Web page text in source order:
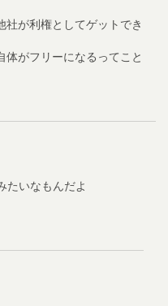
が利権としてゲットでき
体がフリーになるってこと
たいなもんだよ